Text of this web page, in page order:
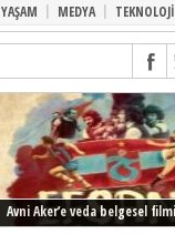
YAŞAM | MEDYA |
Avni Aker’e veda belgesel